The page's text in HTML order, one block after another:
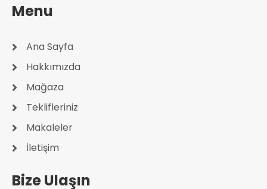
Menu
Ana Sayfa
Hakkımızda
Mağaza
Teklifleriniz
Makaleler
İletişim
Bize Ulaşın